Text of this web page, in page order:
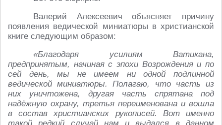
Валерий Алексеевич объясняет причину
появления ведической миниатюры в христианской
книге следующим образом:
«Благодаря усилиям Ватикана,
предпринятым, начиная с эпохи Возрождения и по
сей день, мы не имеем ни одной подлинной
ведической миниатюры. Полагаю, что часть из
них уничтожена, другая часть спрятана под
надёжную охрану, третья переименована и вошла
в состав христианских рукописей. Вот именно